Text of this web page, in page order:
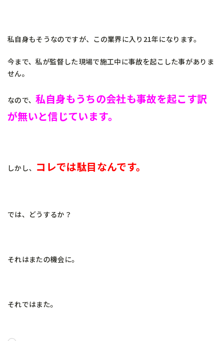
私自身もそうなのですが、この業界に入り21年になります。
今まで、私が監督した現場で施工中に事故を起こした事がありま
せん。
なので、私自身もうちの会社も事故を起こす訳
が無いと信じています。
しかし、 コレでは駄目なんです。
では、どうするか？
それはまたの機会に。
それではまた。